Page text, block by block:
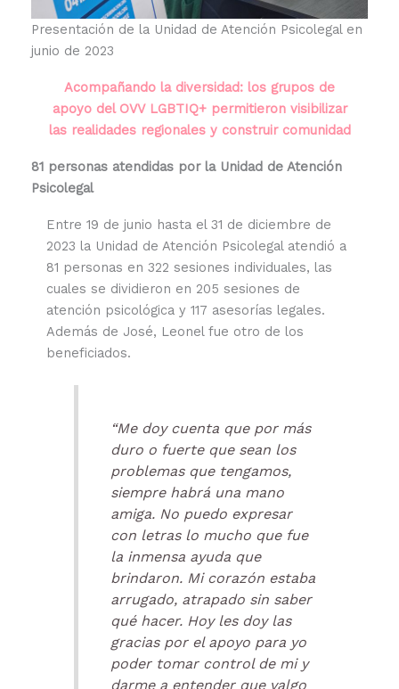
Presentación de la Unidad de Atención Psicolegal en
junio de 2023
Acompañando la diversidad: los grupos de
apoyo del OVV LGBTIQ+ permitieron visibilizar
las realidades regionales y construir comunidad
81 personas atendidas por la Unidad de Atención
Psicolegal
Entre 19 de junio hasta el 31 de diciembre de
2023 la Unidad de Atención Psicolegal atendió a
81 personas en 322 sesiones individuales, las
cuales se dividieron en 205 sesiones de
atención psicológica y 117 asesorías legales.
Además de José, Leonel fue otro de los
beneficiados.
“Me doy cuenta que por más
duro o fuerte que sean los
problemas que tengamos,
siempre habrá una mano
amiga. No puedo expresar
con letras lo mucho que fue
la inmensa ayuda que
brindaron. Mi corazón estaba
arrugado, atrapado sin saber
qué hacer. Hoy les doy las
gracias por el apoyo para yo
poder tomar control de mi y
darme a entender que valgo